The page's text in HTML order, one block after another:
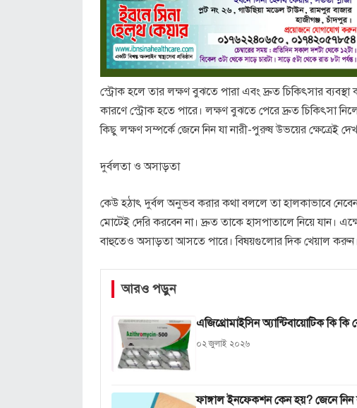
স্ট্রোক হলে তার লক্ষণ বুঝতে পারা এবং দ্রুত চিকিৎসার ব্যবস্থা
কারণে স্ট্রোক হতে পারে। লক্ষণ বুঝতে পেরে দ্রুত চিকিৎসা
কিছু লক্ষণ সম্পর্কে জেনে নিন যা নারী-পুরুষ উভয়ের ক্ষেত্রেই
দুর্বলতা ও অসাড়তা
কেউ হঠাৎ দুর্বল অনুভব করার কথা বললে তা হালকাভাবে
মোটেই দেরি করবেন না। দ্রুত তাকে হাসপাতালে নিয়ে যান।
বাহুতেও অসাড়তা আসতে পারে। বিষয়গুলোর দিক খেয়াল করুন।
আরও পড়ুন
এজিথ্রোমাইসিন অ্যান্টিবায়োটিক কি
০২ জুলাই ২০২৬
ফাঙ্গাল ইনফেকশন কেন হয়? জেনে নিন